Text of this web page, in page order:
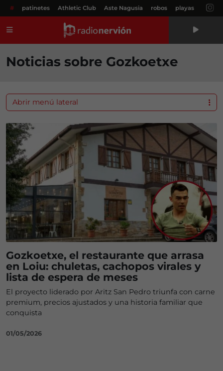
# patinetes Athletic Club Aste Nagusia robos playas
Noticias sobre Gozkoetxe
Gozkoetxe, el restaurante que arrasa
en Loiu: chuletas, cachopos virales y
lista de espera de meses
El proyecto liderado por Aritz San Pedro triunfa con carne
premium, precios ajustados y una historia familiar que
conquista
01/05/2026
Abrir menú lateral